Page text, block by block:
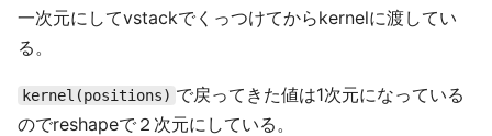
一次元にしてvstackでくっつけてからkernelに渡してい
る。
kernel(positions) で戻ってきた値は1次元になっている
のでreshapeで２次元にしている。